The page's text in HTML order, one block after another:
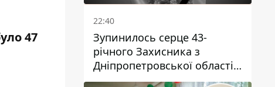
47
22:40
Зупинилось серце 43-
річного Захисника з
Дніпропетровської області
Євгена Зінченка